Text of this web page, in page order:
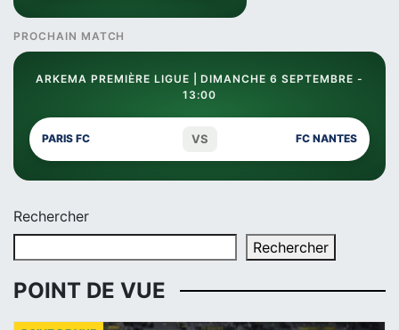
PROCHAIN MATCH
ARKEMA PREMIÈRE LIGUE | DIMANCHE 6 SEPTEMBRE -
13:00
PARIS FC VS FC NANTES
Rechercher
Rechercher
POINT DE VUE